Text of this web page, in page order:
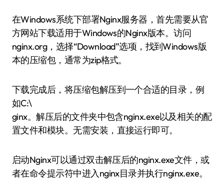
在Windows系统下部署Nginx服务器，首先需要从官
方网站下载适用于Windows的Nginx版本。访问
nginx.org，选择“Download”选项，找到Windows版
本的压缩包，通常为zip格式。
下载完成后，将压缩包解压到一个合适的目录，例
如C:\
ginx。解压后的文件夹中包含nginx.exe以及相关的配
置文件和模块。无需安装，直接运行即可。
启动Nginx可以通过双击解压后的nginx.exe文件，或
者在命令提示符中进入nginx目录并执行nginx.exe。